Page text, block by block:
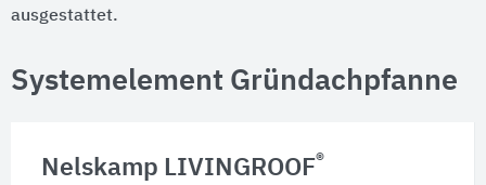
ausgestattet.
Systemelement Gründachpfanne
Nelskamp LIVINGROOF®